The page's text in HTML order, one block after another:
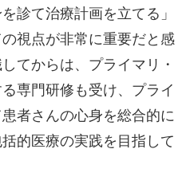
診て治療計画を立てる」
視点が非常に重要だと感
てからは、プライマリ・
専門研修も受け、プライ
者さんの心身を総合的に
的医療の実践を目指して